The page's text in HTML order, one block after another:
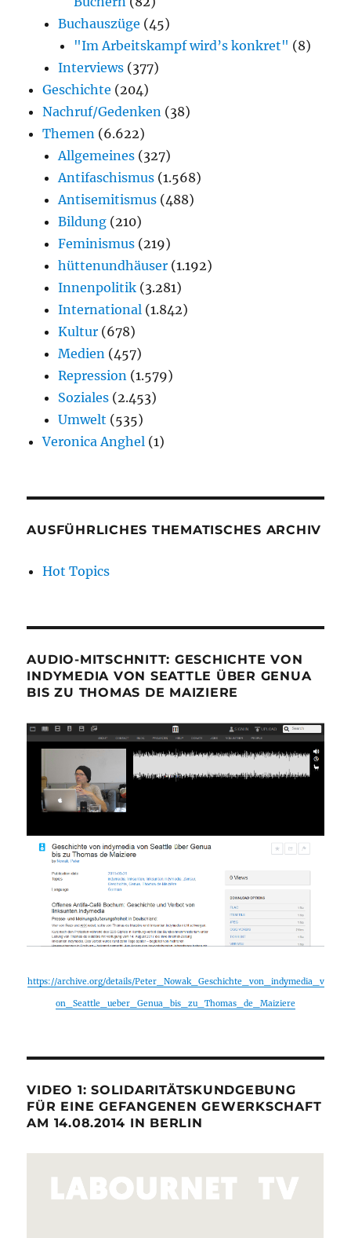
Buchauszüge (45)
"Im Arbeitskampf wird’s konkret" (8)
Interviews (377)
Geschichte (204)
Nachruf/Gedenken (38)
Themen (6.622)
Allgemeines (327)
Antifaschismus (1.568)
Antisemitismus (488)
Bildung (210)
Feminismus (219)
hüttenundhäuser (1.192)
Innenpolitik (3.281)
International (1.842)
Kultur (678)
Medien (457)
Repression (1.579)
Soziales (2.453)
Umwelt (535)
Veronica Anghel (1)
AUSFÜHRLICHES THEMATISCHES ARCHIV
Hot Topics
AUDIO-MITSCHNITT: GESCHICHTE VON
INDYMEDIA VON SEATTLE ÜBER GENUA
BIS ZU THOMAS DE MAIZIERE
https://archive.org/details/Peter_Nowak_Geschichte_von_indymedia_v
on_Seattle_ueber_Genua_bis_zu_Thomas_de_Maiziere
VIDEO 1: SOLIDARITÄTSKUNDGEBUNG
FÜR EINE GEFANGENEN GEWERKSCHAFT
AM 14.08.2014 IN BERLIN